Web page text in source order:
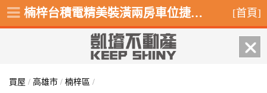
買屋 / 高雄市 / 楠梓區 /
楠梓台積電精美裝潢兩房車位捷運宅,楠梓區金富街 [首頁]